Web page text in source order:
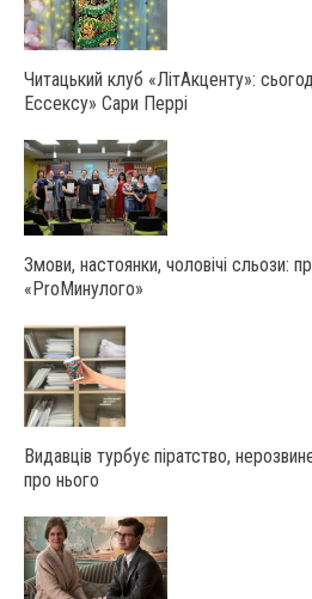
Читацький клуб «ЛітАкценту»:
Ессексу» Сари Перрі
Змови, настоянки, чоловічі сльози:
«ProМинулого»
Видавців турбує піратство,
про нього